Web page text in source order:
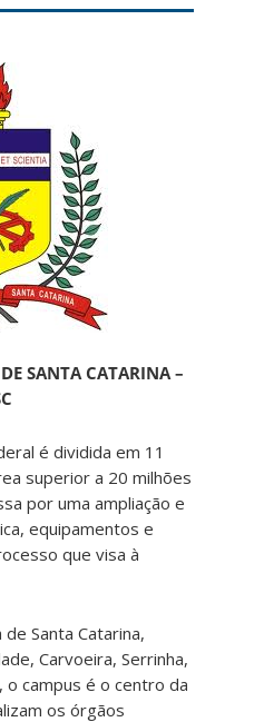
SANTA CATARINA –
é dividida em 11
superior a 20 milhões
por uma ampliação e
equipamentos e
que visa à
Santa Catarina,
Carvoeira, Serrinha,
o campus é o centro da
os órgãos